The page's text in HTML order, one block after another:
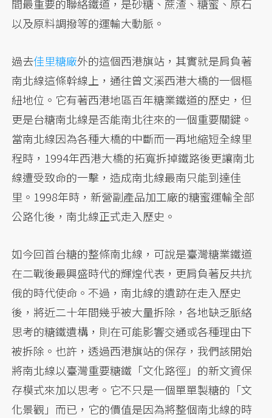
間最重要的聯絡鐵道，是砂糖、蔗渣、糖蜜、原石
以及原料調撥等的運輸大動脈。
過去佳里糖廠外的這個西港旗站，其實就是肩負著
南北線這條幹線上，通往曾文溪西港大橋的一個樞
紐地位。它有著西港地區百年糖業鐵道的歷史，但
更是台糖南北線是否能南北往來的一個重要關鍵。
當南北線因為各種大橋的中斷而一再地縮短全線里
程時，1994年西港大橋的拓寬拆掉鐵路後更讓南北
線遭受致命的一擊，造成南北線最南只能到達佳
里。1998年時，新營副產品加工廠的糖蜜運輸全部
公路化後，南北線正式走入歷史。
如今回首台糖的整條南北線，可說是臺灣糖業鐵道
在二戰後最興盛時代的輝煌代表，更肩負著反共抗
俄的時代使命。不過，南北線的遺跡在走入歷史
後，將近二十年間幾乎被大量拆除，各地缺乏脈絡
思考的糖鐵遺構，則在可能影響交通或各種理由下
被拆除。也許，透過西港旗站的保存，我們該開始
將南北線以臺灣重要糖鐵「文化路徑」的新文資保
存模式來加以思考。它不只是一個單單製糖的「文
化景觀」而已，它的價值是因為將整個南北線的時